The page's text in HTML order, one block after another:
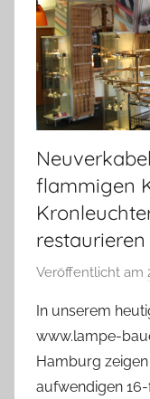
flammigen
restaurieren
Veröffentlicht am
In unserem
www.lampe-
Hamburg
aufwendigen